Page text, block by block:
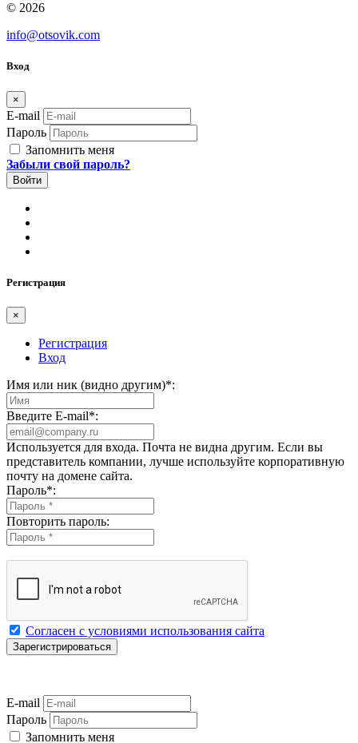
© 2026
info@otsovik.com
Вход
×
E-mail
Пароль
Запомнить меня
Забыли свой пароль?
Регистрация
×
Регистрация
Вход
Имя или ник (видно другим)*:
Введите E-mail*:
Используется для входа. Почта не видна другим. Если вы
представитель компании, лучше используйте корпоративную
почту на домене сайта.
Пароль*:
Повторить пароль:
Согласен с условиями использования сайта
E-mail
Пароль
Запомнить меня